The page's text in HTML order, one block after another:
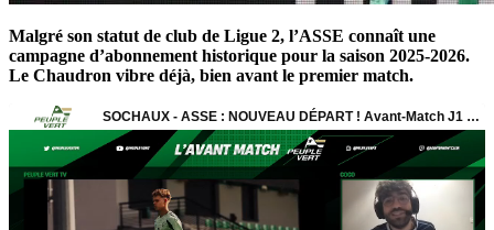
Malgré son statut de club de Ligue 2, l’ASSE connaît une
campagne d’abonnement historique pour la saison 2025-2026.
Le Chaudron vibre déjà, bien avant le premier match.